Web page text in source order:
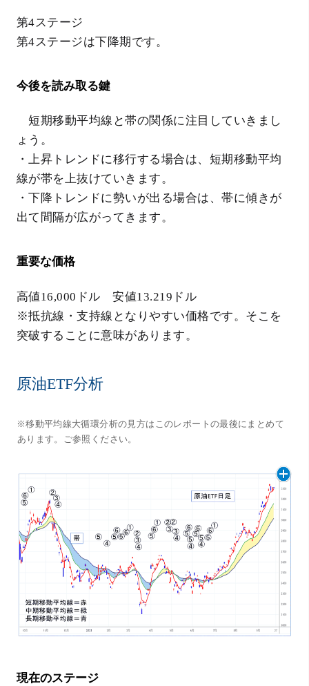
第4ステージ
第4ステージは下降期です。
今後を読み取る鍵
短期移動平均線と帯の関係に注目していきまし
ょう。
・上昇トレンドに移行する場合は、短期移動平均
線が帯を上抜けていきます。
・下降トレンドに勢いが出る場合は、帯に傾きが
出て間隔が広がってきます。
重要な価格
高値16,000ドル 安値13.219ドル
※抵抗線・支持線となりやすい価格です。そこを
突破することに意味があります。
原油ETF分析
※移動平均線大循環分析の見方はこのレポートの最後にまとめて
あります。ご参照ください。
現在のステージ